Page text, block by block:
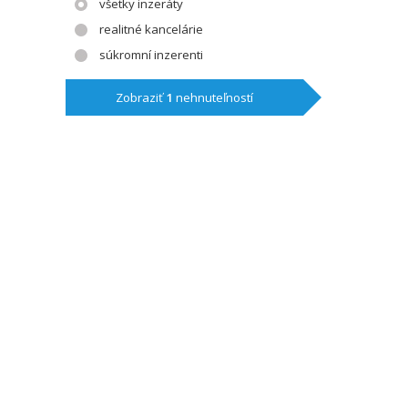
všetky inzeráty
realitné kancelárie
súkromní inzerenti
Zobraziť1 nehnuteľností